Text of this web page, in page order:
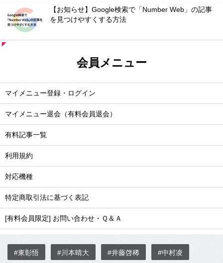
【お知らせ】Google検索で「Number Web」の記事
を見つけやすくする方法
会員メニュー
マイメニュー登録・ログイン
マイメニュー退会（有料会員退会）
有料記事一覧
利用規約
対応機種
特定商取引法に基づく表記
[有料会員限定] お問い合わせ・Ｑ＆Ａ
#東彰悟 #川本晴大 #井藤啓稀 #中村凌